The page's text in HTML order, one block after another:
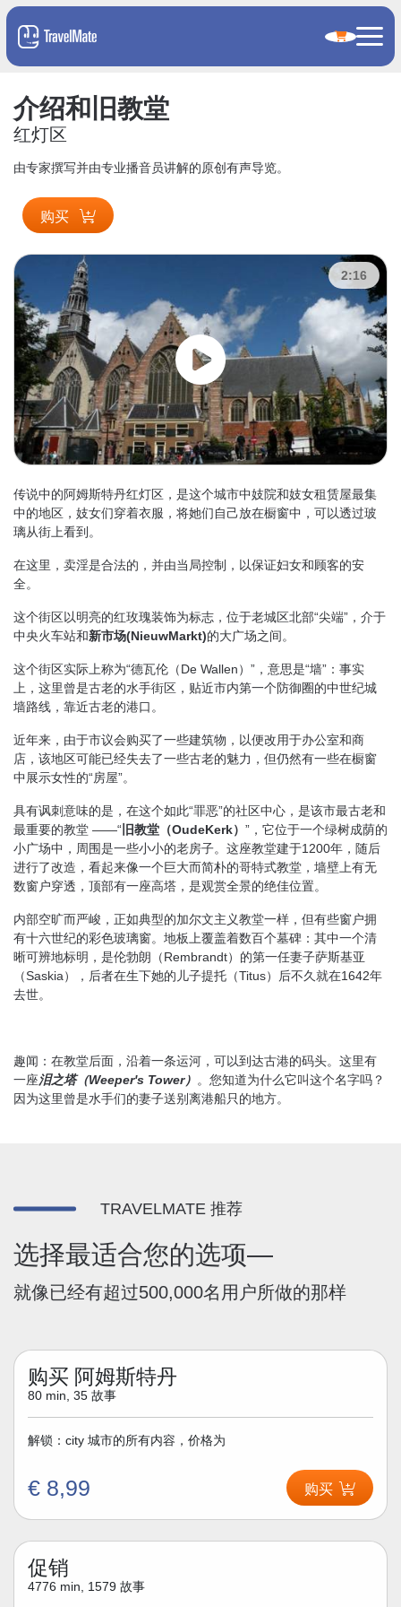
介绍和旧教堂
红灯区
由专家撰写并由专业播音员讲解的原创有声导览。
购买
2:16
传说中的阿姆斯特丹红灯区，是这个城市中妓院和妓女租赁屋最集
中的地区，妓女们穿着衣服，将她们自己放在橱窗中，可以透过玻
璃从街上看到。
在这里，卖淫是合法的，并由当局控制，以保证妇女和顾客的安
全。
这个街区以明亮的红玫瑰装饰为标志，位于老城区北部“尖端”，介于
中央火车站和新市场(NieuwMarkt)的大广场之间。
这个街区实际上称为“德瓦伦（De Wallen）”，意思是“墙”：事实
上，这里曾是古老的水手街区，贴近市内第一个防御圈的中世纪城
墙路线，靠近古老的港口。
近年来，由于市议会购买了一些建筑物，以便改用于办公室和商
店，该地区可能已经失去了一些古老的魅力，但仍然有一些在橱窗
中展示女性的“房屋”。
具有讽刺意味的是，在这个如此“罪恶”的社区中心，是该市最古老和
最重要的教堂 ——“ 旧教堂（OudeKerk） ”，它位于一个绿树成荫的
小广场中，周围是一些小小的老房子。这座教堂建于1200年，随后
进行了改造，看起来像一个巨大而简朴的哥特式教堂，墙壁上有无
数窗户穿透，顶部有一座高塔，是观赏全景的绝佳位置。
内部空旷而严峻，正如典型的加尔文主义教堂一样，但有些窗户拥
有十六世纪的彩色玻璃窗。地板上覆盖着数百个墓碑：其中一个清
晰可辨地标明，是伦勃朗（Rembrandt）的第一任妻子萨斯基亚
（Saskia），后者在生下她的儿子提托（Titus）后不久就在1642年
去世。
趣闻：在教堂后面，沿着一条运河，可以到达古港的码头。这里有
一座泪之塔（Weeper's Tower） 。您知道为什么它叫这个名字吗？
因为这里曾是水手们的妻子送别离港船只的地方。
TRAVELMATE 推荐
选择最适合您的选项—
就像已经有超过500,000名用户所做的那样
购买 阿姆斯特丹
80 min, 35 故事
解锁：city 城市的所有内容，价格为
€ 8,99 购买
促销
4776 min, 1579 故事